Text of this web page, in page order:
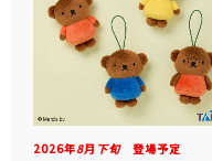
2026年8月 下旬登場予定